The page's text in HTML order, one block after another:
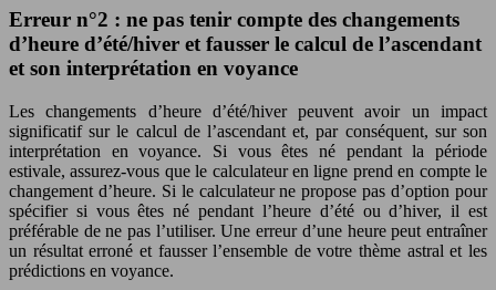
Erreur n°2 : ne pas tenir compte des changements
d’heure d’été/hiver et fausser le calcul de l’ascendant
et son interprétation en voyance
Les changements d’heure d’été/hiver peuvent avoir un impact
significatif sur le calcul de l’ascendant et, par conséquent, sur son
interprétation en voyance. Si vous êtes né pendant la période
estivale, assurez-vous que le calculateur en ligne prend en compte le
changement d’heure. Si le calculateur ne propose pas d’option pour
spécifier si vous êtes né pendant l’heure d’été ou d’hiver, il est
préférable de ne pas l’utiliser. Une erreur d’une heure peut entraîner
un résultat erroné et fausser l’ensemble de votre thème astral et les
prédictions en voyance.